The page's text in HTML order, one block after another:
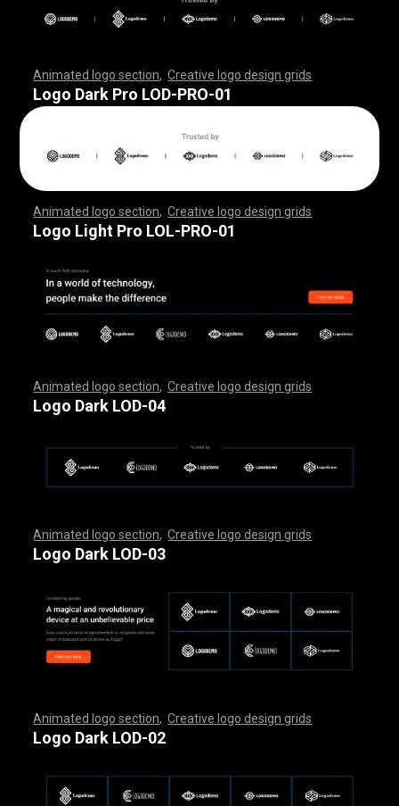
Animated logo section ,Creative logo design grids
,,,,,,,,,,,,,,,,,,,,,,,, ,,,,,,,,,,,,,,,,,,,,,,,,,,,,
,,,,,,,,,,,,,,,,,,,,,,,, ,,,,,,,,,,,,,,,,,,,,,
Logo Dark Pro LOD-PRO-01
Animated logo section ,Creative logo design grids
,,,,,,,,,,,,,,,,,,,,,,,, ,,,,,,,,,,,,,,,,,,,,,,,,,,,,
,,,,,,,,,,,,,,,,,,,,,,,, ,,,,,,,,,,,,,,,,,,,,,
Logo Light Pro LOL-PRO-01
Animated logo section ,Creative logo design grids
,,,,,,,,,,,,,,,,,,,,,,,, ,,,,,,,,,,,,,,,,,,,,,,,,,,,,
,,,,,,,,,,,,,,,,,,,,,,,, ,,,,,,,,,,,,,,,,,,,,,
Logo Dark LOD-04
Animated logo section ,Creative logo design grids
,,,,,,,,,,,,,,,,,,,,,,,, ,,,,,,,,,,,,,,,,,,,,,,,,,,,,
,,,,,,,,,,,,,,,,,,,,,,,, ,,,,,,,,,,,,,,,,,,,,,
Logo Dark LOD-03
Animated logo section ,Creative logo design grids
,,,,,,,,,,,,,,,,,,,,,,,, ,,,,,,,,,,,,,,,,,,,,,,,,,,,,
,,,,,,,,,,,,,,,,,,,,,,,, ,,,,,,,,,,,,,,,,,,,,,
Logo Dark LOD-02